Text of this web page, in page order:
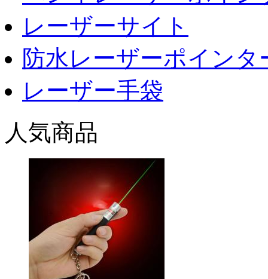
レーザーサイト
防水レーザーポインタ
レーザー手袋
人気商品